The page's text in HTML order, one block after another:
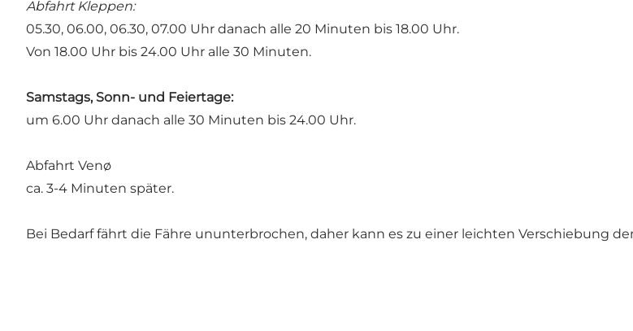
Abfahrt Kleppen:
05.30, 06.00, 06.30, 07.00 Uhr danach alle 20 Minuten bis 18.00 Uhr.
Von 18.00 Uhr bis 24.00 Uhr alle 30 Minuten.
Samstags, Sonn- und Feiertage:
um 6.00 Uhr danach alle 30 Minuten bis 24.00 Uhr.
Abfahrt Venø
ca. 3-4 Minuten später.
Bei Bedarf fährt die Fähre ununterbrochen, daher kann es zu einer leichten Verschiebung